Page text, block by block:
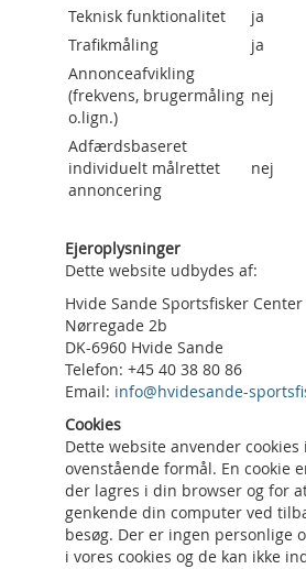
Teknisk funktionalitet
ja
Trafikmåling
ja
Annonceafvikling
(frekvens, brugermåling
o.lign.)
nej
Adfærdsbaseret
individuelt målrettet
annoncering
nej
Ejeroplysninger
Dette website udbydes af:
Hvide Sande Sportsfisker Center
Nørregade 2b
DK-6960 Hvide Sande
Telefon: +45 40 38 80 86
Email: info@hvidesande-
Cookies
Dette website anvender
ovenstående formål. En cookie
der lagres i din browser og for
genkende din computer ved
besøg. Der er ingen personlige
i vores cookies og de kan ikke